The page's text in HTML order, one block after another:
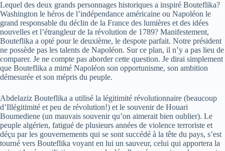
Lequel des deux grands personnages historiques a inspiré Bouteflika?
Washington le héros de l’indépendance américaine ou Napoléon le
grand responsable du déclin de la France des lumières et des idées
nouvelles et l’étrangleur de la révolution de 1789? Manifestement,
Bouteflika a opté pour le deuxième, le despote parfait. Notre président
ne possède pas les talents de Napoléon. Sur ce plan, il n’y a pas lieu de
comparer. Je ne compte pas aborder cette question. Je dirai simplement
que Bouteflika a mimé Napoléon son opportunisme, son ambition
démesurée et son mépris du peuple.
Abdelaziz Bouteflika a utilisé la légitimité révolutionnaire (beaucoup
d’Illégitimité et peu de révolution!) et le souvenir de Houari
Boumediene (un mauvais souvenir qu’on aimerait bien oublier). Le
peuple algérien, fatigué de plusieurs années de violence terroriste et
déçu par les gouvernements qui se sont succédé à la tête du pays, s’est
tourné vers Bouteflika voyant en lui un sauveur, celui qui apportera la